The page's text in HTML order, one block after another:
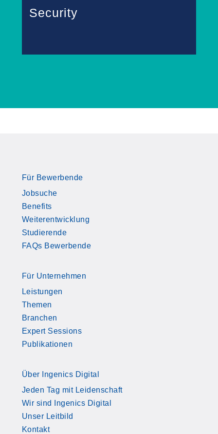
Security
Für Bewerbende
Jobsuche
Benefits
Weiterentwicklung
Studierende
FAQs Bewerbende
Für Unternehmen
Leistungen
Themen
Branchen
Expert Sessions
Publikationen
Über Ingenics Digital
Jeden Tag mit Leidenschaft
Wir sind Ingenics Digital
Unser Leitbild
Kontakt